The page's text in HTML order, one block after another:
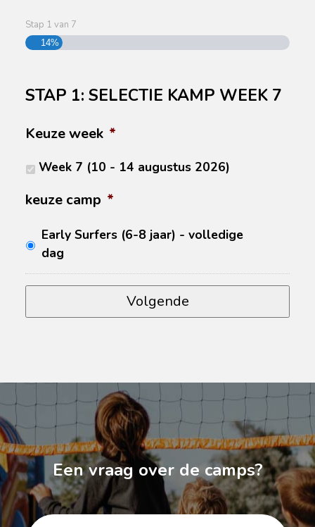
Stap 1 van 7
14%
STAP 1: SELECTIE KAMP WEEK 7
Keuze week *
Week 7 (10 - 14 augustus 2026)
keuze camp *
Early Surfers (6-8 jaar) - volledige
dag
Een vraag over de camps?